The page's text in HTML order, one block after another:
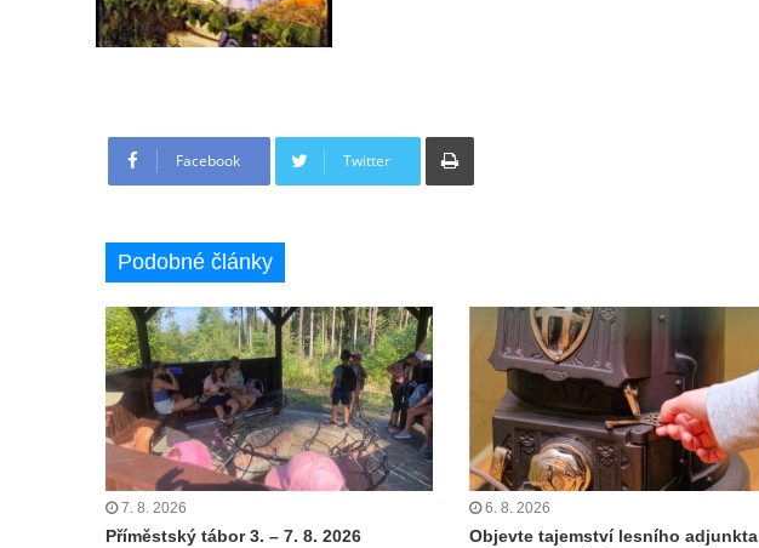
Facebook Twitter
Tisknout
Podobné články
7. 8. 2026
Příměstský tábor 3. – 7. 8. 2026
6. 8. 2026
Objevte tajemství lesního adjunkta